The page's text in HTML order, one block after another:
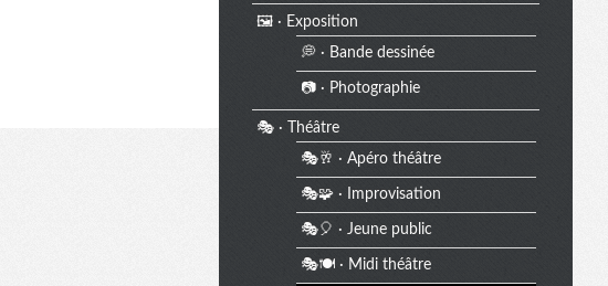
🖼️ · Exposition
💭 · Bande dessinée
📷 · Photographie
🎭 · Théâtre
🎭🥂 · Apéro théâtre
🎭🧩 · Improvisation
🎭🎈 · Jeune public
🎭🍽️ · Midi théâtre